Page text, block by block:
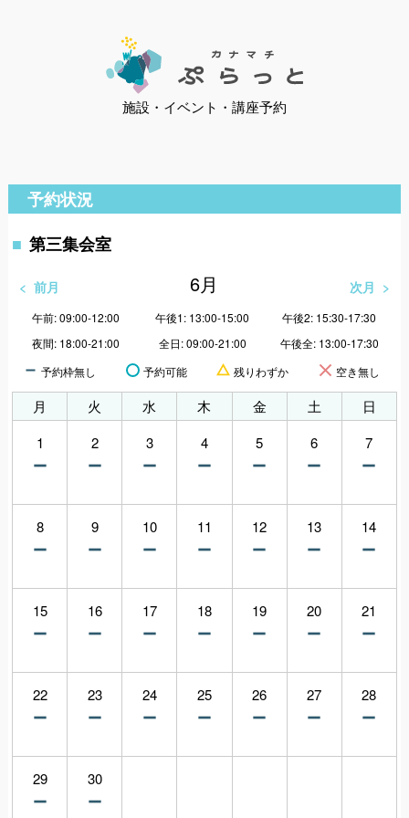
施設・イベント・講座予約
予約状況
第三集会室
前月 6月 次月
午前: 09:00-12:00 午後1: 13:00-15:00
午後2: 15:30-17:30
夜間: 18:00-21:00
全日: 09:00-21:00
午後全: 13:00-17:30
予約枠無し
予約可能 残りわずか 空き無し
月 火 水 木 金 土
日
1
2 3 4 5 6 7
8 9 10 11 12 13 14
15 16 17 18 19 20 21
22 23 24 25 26 27 28
29 30